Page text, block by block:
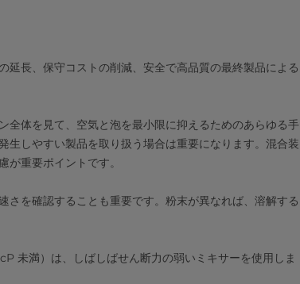
長、保守コストの削減、安全で高品質の最終製品による
体を見て、空気と泡を最小限に抑えるためのあらゆる手
しやすい製品を取り扱う場合は重要になります。混合装
重要ポイントです。
さを確認することも重要です。粉末が異なれば、溶解する
未満）は、しばしばせん断力の弱いミキサーを使用しま